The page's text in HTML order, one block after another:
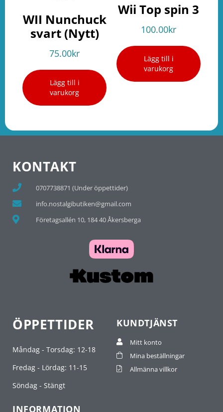
WII Nunchuck
svart (Nytt)
75.00kr
Lägg till i
varukorg
Wii Top spin 3
100.00kr
Lägg till i
varukorg
KONTAKT
0707738871 (Under öppettider)
info.nostalgibutiken@gmail.com
Företagsallén 10, 184 40 Åkersberga
ÖPPETTIDER
Måndag - Torsdag: 12-18
Fredag - Lördag: 11-15
Söndag - Stängt
KUNDTJÄNST
Mitt konto
Mina beställningar
Allmänna villkor
INFORMATION